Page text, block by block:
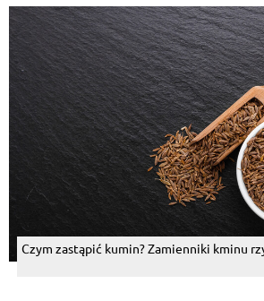
Czym zastąpić kumin? Zamienniki kminu